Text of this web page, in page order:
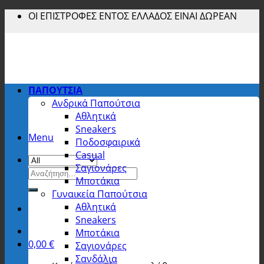
Skip ΟΙ ΕΠΙΣΤΡΟΦΕΣ ΕΝΤΟΣ ΕΛΛΑΔΟΣ ΕΙΝΑΙ ΔΩΡΕΑΝ
Menu
Αναζήτηση
για:
0,00€
ΠΑΠΟΥΤΣΙΑ
Ανδρικά Παπούτσια
Αθλητικά
Sneakers
Ποδοσφαιρικά
Casual
Σαγιονάρες
Μποτάκια
Γυναικεία Παπούτσια
Αθλητικά
Sneakers
Μποτάκια
Σαγιονάρες
Σανδάλια